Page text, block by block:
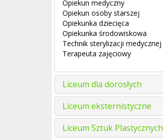
Opiekun medyczny
Opiekun osoby starszej
Opiekunka dziecięca
Opiekunka środowiskowa
Technik sterylizacji medycznej
Terapeuta zajęciowy
Liceum dla dorosłych
Liceum eksternistyczne
Liceum Sztuk Plastycznych